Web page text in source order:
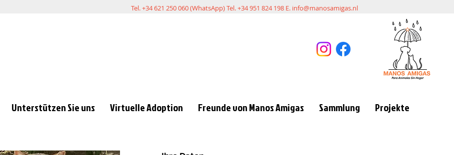
Tel. +34 621 250 060 (WhatsApp) Tel. +34 951 824 198 E. info@manosamigas.nl
Unterstützen Sie uns Virtuelle Adoption Freunde von Manos Amigas Sammlung Projekte